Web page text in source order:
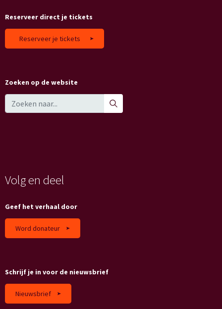
Reserveer direct je tickets
Reserveer je tickets
Zoeken op de website
Volg en deel
Geef het verhaal door
Word donateur
Schrijf je in voor de nieuwsbrief
Nieuwsbrief